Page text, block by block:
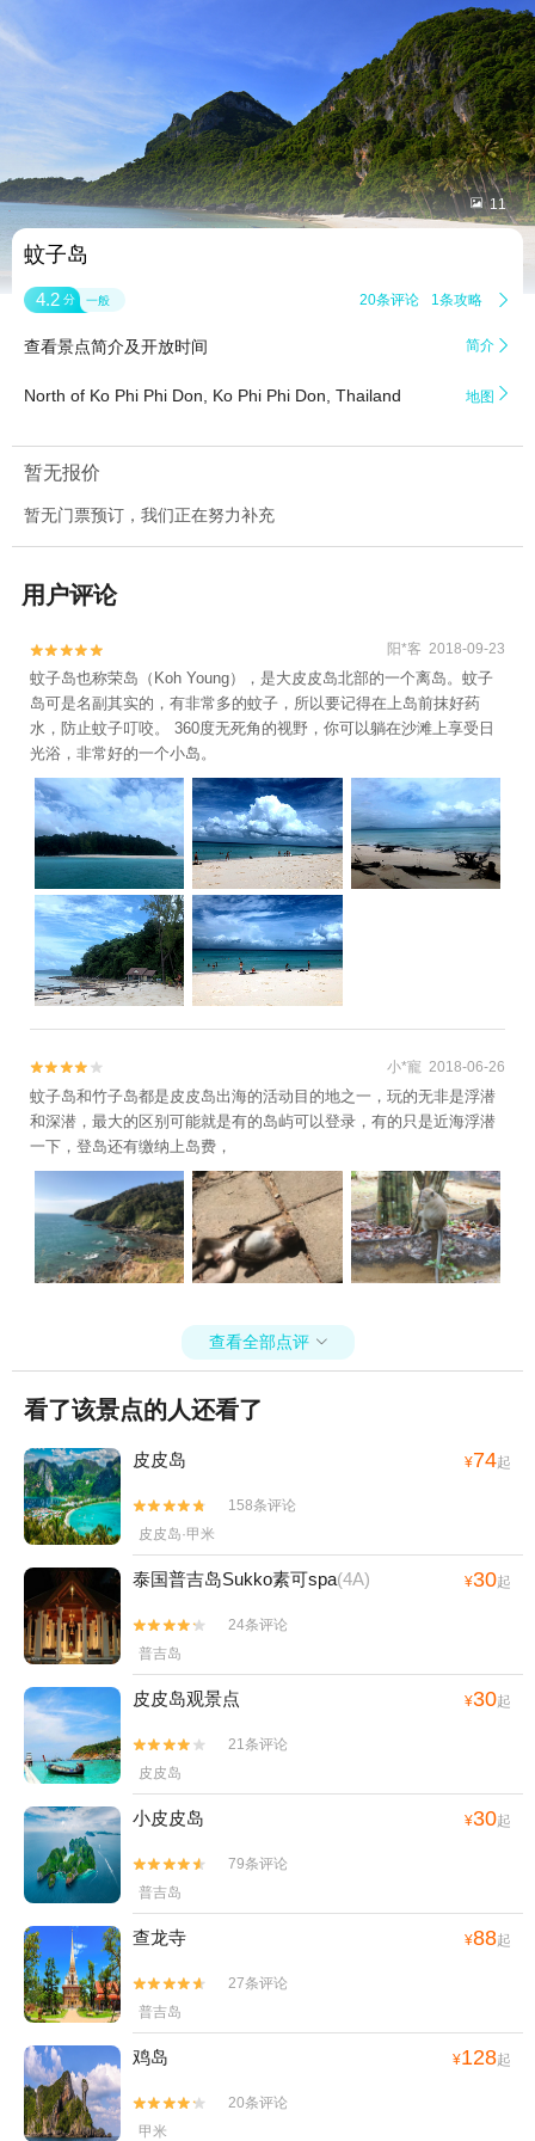
 11
蚊子岛
4.2 分 一般 20条评论 1条攻略 
查看景点简介及开放时间 简介 
North of Ko Phi Phi Don, Ko Phi Phi Don, Thailand 地图 
暂无报价
暂无门票预订，我们正在努力补充
用户评论

 阳*客 2018-09-23
蚊子岛也称荣岛（Koh Young），是大皮皮岛北部的一个离岛。蚊子
岛可是名副其实的，有非常多的蚊子，所以要记得在上岛前抹好药
水，防止蚊子叮咬。 360度无死角的视野，你可以躺在沙滩上享受日
光浴，非常好的一个小岛。

 小*寵 2018-06-26
蚊子岛和竹子岛都是皮皮岛出海的活动目的地之一，玩的无非是浮潜
和深潜，最大的区别可能就是有的岛屿可以登录，有的只是近海浮潜
一下，登岛还有缴纳上岛费，
查看全部点评 
看了该景点的人还看了
皮皮岛 ¥74起


158条评论
皮皮岛·甲米
泰国普吉岛Sukko素可spa(4A) ¥30起


24条评论
普吉岛
皮皮岛观景点 ¥30起


21条评论
皮皮岛
小皮皮岛 ¥30起


79条评论
普吉岛
查龙寺 ¥88起


27条评论
普吉岛
鸡岛 ¥128起


20条评论
甲米